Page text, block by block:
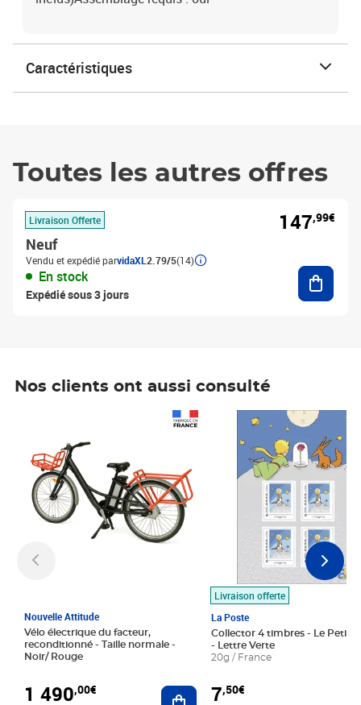
Caractéristiques
Toutes les autres offres
Livraison Offerte
Neuf
Vendu et expédié parvidaXL 2.79/5(14)
En stock
Expédié sous 3 jours
147,99€
Nos clients ont aussi consulté
Nouvelle Attitude
Vélo électrique du facteur,
reconditionné - Taille normale -
Noir/ Rouge
1 490,00€ Ajouter au panier
Livraison offerte
La Poste
Collector 4 timbres - Le Petit
- Lettre Verte
20g / France
7,50€
Prix 7,50€